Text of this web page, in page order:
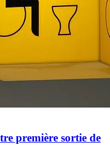
première sortie de